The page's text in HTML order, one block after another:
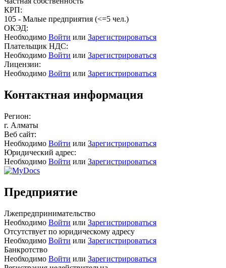
КРП:
105 - Малые предприятия (<=5 чел.)
ОКЭД:
Необходимо Войти или Зарегистрироваться
Плательщик НДС:
Необходимо Войти или Зарегистрироваться
Лицензии:
Необходимо Войти или Зарегистрироваться
Контактная информация
Регион:
г. Алматы
Веб сайт:
Необходимо Войти или Зарегистрироваться
Юридический адрес:
Необходимо Войти или Зарегистрироваться
Предприятие
Лжепредпринимательство
Необходимо Войти или Зарегистрироваться
Отсутствует по юридическому адресу
Необходимо Войти или Зарегистрироваться
Банкротство
Необходимо Войти или Зарегистрироваться